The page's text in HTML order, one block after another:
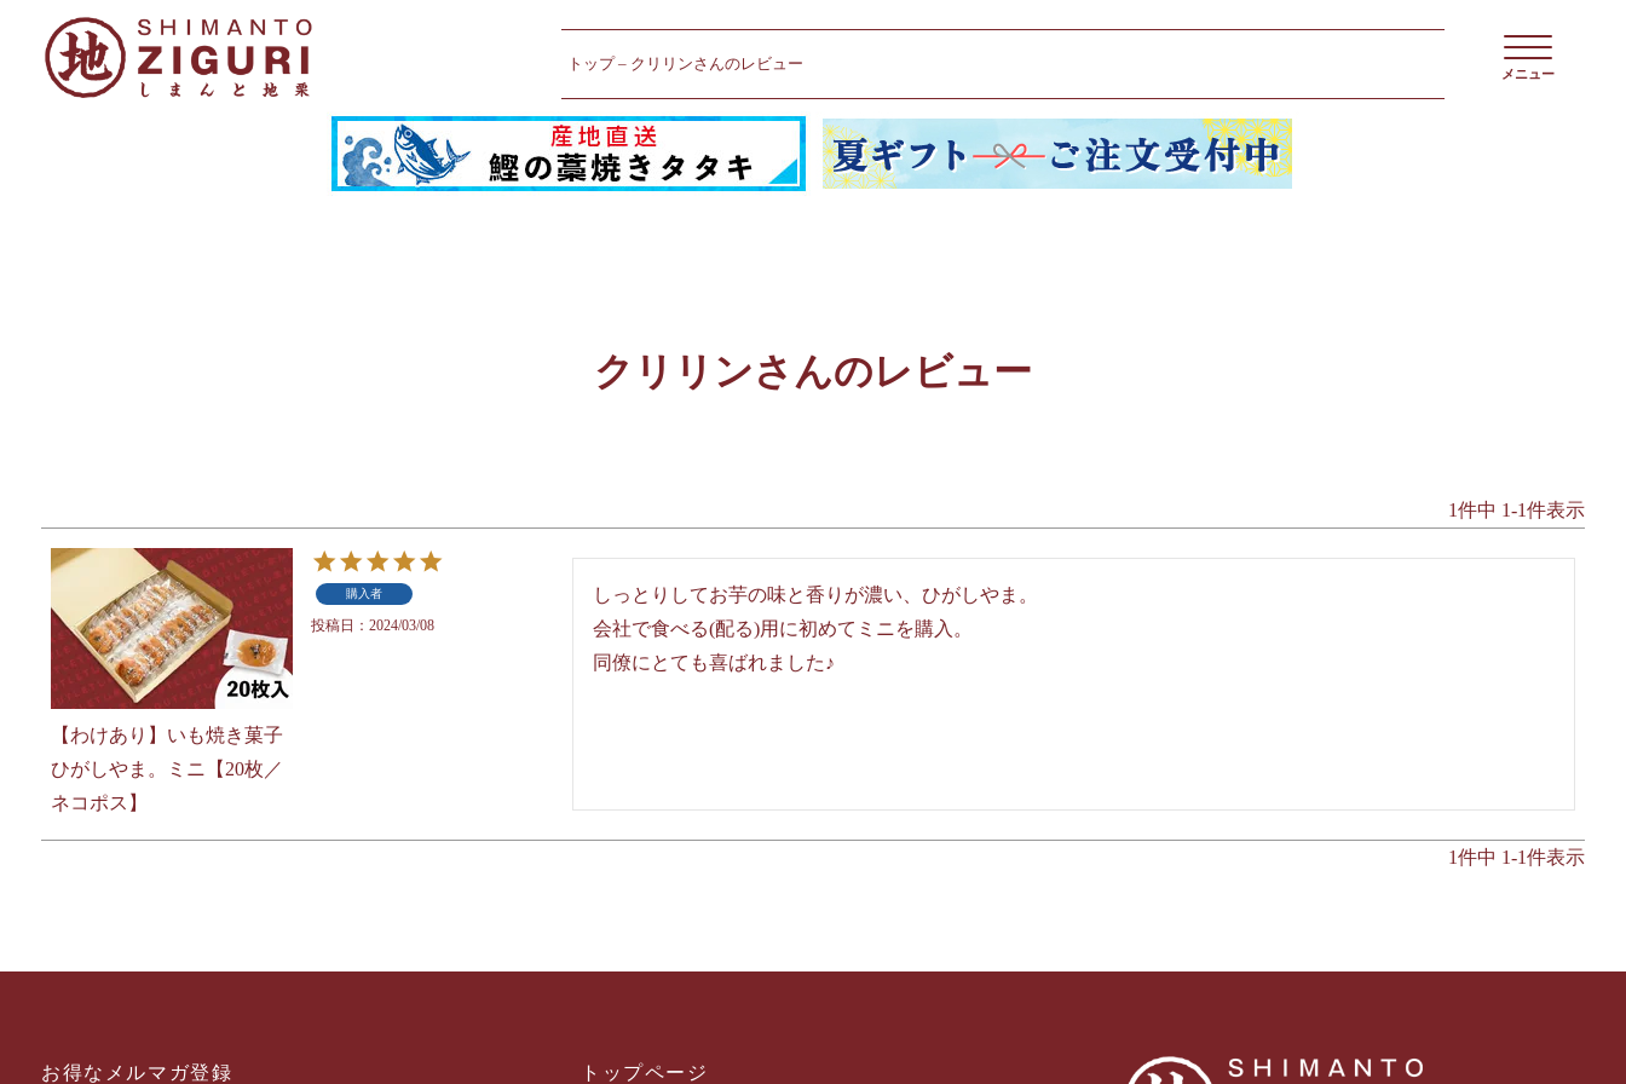
トップ クリリンさんのレビュー
メニュー
クリリンさんのレビュー
1件中 1-1件表示
【わけあり】いも焼き菓子
ひがしやま。ミニ【20枚／
ネコポス】
購入者
投稿日 2024/03/08
しっとりしてお芋の味と香りが濃い、ひがしやま。
会社で食べる(配る)用に初めてミニを購入。
同僚にとても喜ばれました♪
1件中 1-1件表示
お得なメルマガ登録 トップページ